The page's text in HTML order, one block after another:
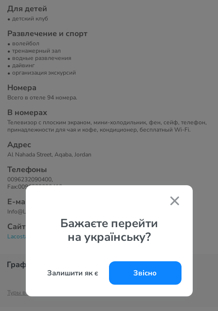
Бажаєте перейти
на українську?
Залишити як є Звісно
Для детей
детский клуб
Развлечение и спорт
волейбол
тренажерный зал
водные развлечения
дайвинг
организация экскурсий
Номера
Всего в отеле 94 номера.
В номерах
Телевизор с плоским экраном, мини-холодильник, фен, сейф, телефон,
принадлежности для чая и кофе, кондиционер, бесплатный Wi-Fi.
Адрес
Al Nahada Street, Aqaba, Jordan
Телефоны
0096232090400,
Fax:0096232090410
Е-маil
Info@Lacosta-Hotel.com
Сайт
Lacosta Hotel 4*
График цен
Туры в Акабу